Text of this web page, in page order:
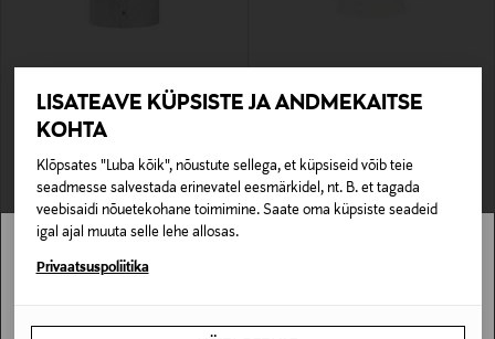
LISATEAVE KÜPSISTE JA ANDMEKAITSE
KOHTA
Klõpsates "Luba kõik", nõustute sellega, et küpsiseid võib teie
seadmesse salvestada erinevatel eesmärkidel, nt. B. et tagada
veebisaidi nõuetekohane toimimine. Saate oma küpsiste seadeid
igal ajal muuta selle lehe allosas.
Privaatsuspoliitika
LIL' ATELIER
Särk NmmFlorentin
MAYORAL
Stockmann pole Sinu riigis saadaval.